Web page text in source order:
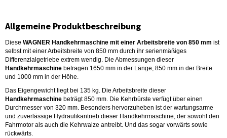
Allgemeine Produktbeschreibung
Diese WAGNER Handkehrmaschine mit einer Arbeitsbreite von 850 mm ist
selbst mit einer Arbeitsbreite von 850 mm durch ihr serienmäßiges
Differenzialgetriebe extrem wendig. Die Abmessungen dieser
Handkehrmaschine betragen 1650 mm in der Länge, 850 mm in der Breite
und 1000 mm in der Höhe.
Das Eigengewicht liegt bei 135 kg. Die Arbeitsbreite dieser
Handkehrmaschine beträgt 850 mm. Die Kehrbürste verfügt über einen
Durchmesser von 320 mm. Besonders hervorzuheben ist der wartungsarme
und zuverlässige Hydraulikantrieb dieser Handkehrmaschine, der sowohl den
Fahrmotor als auch die Kehrwalze antreibt. Und das sogar vorwärts sowie
rückwärts.